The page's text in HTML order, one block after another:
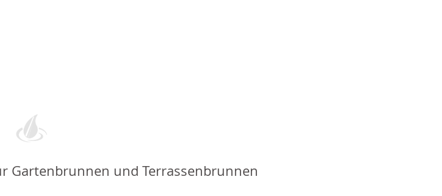
Gartenbrunnen und Terrassenbrunnen